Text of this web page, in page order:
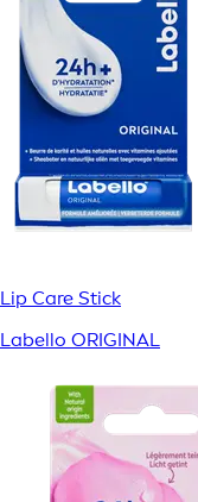
Lip Care Stick
Labello ORIGINAL